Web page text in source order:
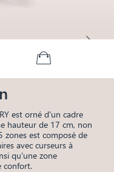

est orné d'un cadre
hauteur de 17 cm, non
zones est composé de
avec curseurs à
qu'une zone
confort.